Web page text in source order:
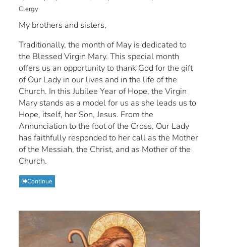
Clergy
My brothers and sisters,
Traditionally, the month of May is dedicated to
the Blessed Virgin Mary. This special month
offers us an opportunity to thank God for the gift
of Our Lady in our lives and in the life of the
Church. In this Jubilee Year of Hope, the Virgin
Mary stands as a model for us as she leads us to
Hope, itself, her Son, Jesus. From the
Annunciation to the foot of the Cross, Our Lady
has faithfully responded to her call as the Mother
of the Messiah, the Christ, and as Mother of the
Church.
Continue